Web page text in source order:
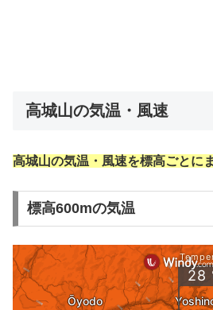
高城山の気温・風速
高城山の気温・風速を標高ごとに
標高600mの気温